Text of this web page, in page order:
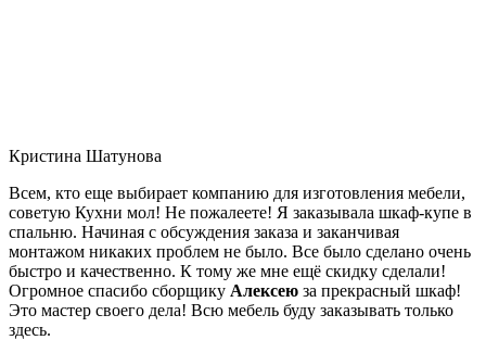
Кристина Шатунова
Всем, кто еще выбирает компанию для изготовления мебели,
советую Кухни мол! Не пожалеете! Я заказывала шкаф-купе в
спальню. Начиная с обсуждения заказа и заканчивая
монтажом никаких проблем не было. Все было сделано очень
быстро и качественно. К тому же мне ещё скидку сделали!
Огромное спасибо сборщику Алексею за прекрасный шкаф!
Это мастер своего дела! Всю мебель буду заказывать только
здесь.